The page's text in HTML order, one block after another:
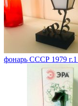
фонарь СССР 1979 г.